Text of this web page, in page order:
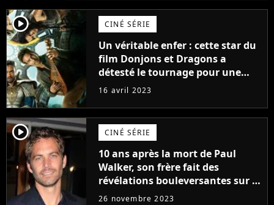
player2 CINÉ SÉRIE
Un véritable enfer : cette star du
film Donjons et Dragons a
détesté le tournage pour une
raison très spéciale
16 avril 2023
player2 CINÉ SÉRIE
10 ans après la mort de Paul
Walker, son frère fait des
révélations bouleversantes sur la
réaction des acteurs de Fast and
26 novembre 2023